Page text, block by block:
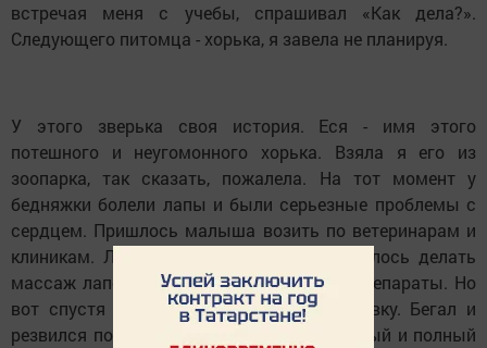
встречая меня с учебы, спрашивал «Как дела?».
Следующего питомца - хорька, я завела не планируя.
У этого зверька своя история. Еся - имя этого
потешного и неугомонного хорька. Взяла я его из
зоопарка, так сказать, пожалела. На тот момент у
бедняжки болели лапы и были серьезные проблемы с
сердцем. Пришлось малыша возить по ветеринарам и
клиникам. Лечение было долгим, приходилось делать
массаж лапок и давать лекарственные препараты. Но
вот спустя полгода Еся пошел на поправку. Бегал и
резвился по квартире, совершенно здоровый и полный